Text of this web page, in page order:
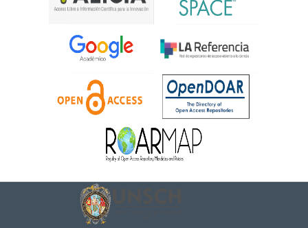
las vivencia de las adolescentes
embarazadas y su incidencia en la
modificación del proyecto de vida.
Materiaíes y Métodos: Estudio cuaíitativo
con diseño Etnográfico. Las unidades de
estudio estuvo constituida por seis
adolescentes embarazadas que acudía al
Consultorio diferenciado del Adolescente y
Joven del Hospital Re~ional de Ayacucho.
La técnica de recolección fue la entrevista a
profundidad. Result¡ados: La gran mayoría
de adolescentes embarazadas tenían
expectativas de ser profesionales para